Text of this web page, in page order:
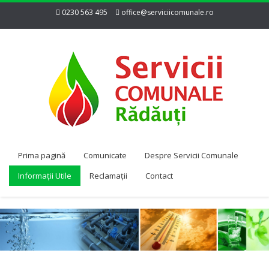
0230 563 495 office@serviciicomunale.ro
Prima pagină Comunicate
Despre Servicii Comunale
Informații Utile
Reclamații Contact